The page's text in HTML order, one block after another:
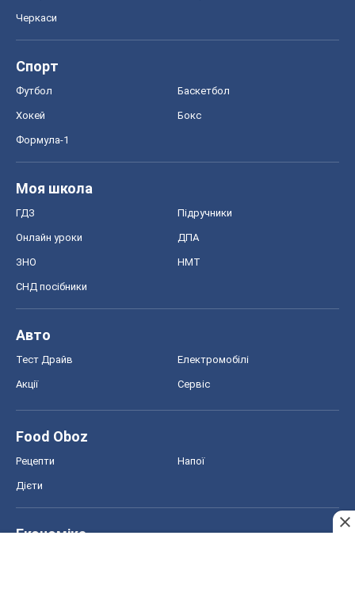
Черкаси
Спорт
Футбол Баскетбол
Хокей Бокс
Формула-1
Моя школа
ГДЗ Підручники
Онлайн уроки ДПА
ЗНО НМТ
СНД посібники
Авто
Тест Драйв Електромобілі
Акції Сервіс
Food Oboz
Рецепти Напої
Дієти
Економіка